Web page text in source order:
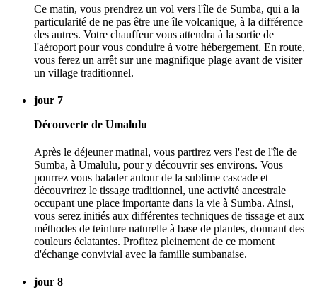
Ce matin, vous prendrez un vol vers l'île de Sumba, qui a la
particularité de ne pas être une île volcanique, à la différence
des autres. Votre chauffeur vous attendra à la sortie de
l'aéroport pour vous conduire à votre hébergement. En route,
vous ferez un arrêt sur une magnifique plage avant de visiter
un village traditionnel.
jour 7
Découverte de Umalulu
Après le déjeuner matinal, vous partirez vers l'est de l'île de
Sumba, à Umalulu, pour y découvrir ses environs. Vous
pourrez vous balader autour de la sublime cascade et
découvrirez le tissage traditionnel, une activité ancestrale
occupant une place importante dans la vie à Sumba. Ainsi,
vous serez initiés aux différentes techniques de tissage et aux
méthodes de teinture naturelle à base de plantes, donnant des
couleurs éclatantes. Profitez pleinement de ce moment
d'échange convivial avec la famille sumbanaise.
jour 8